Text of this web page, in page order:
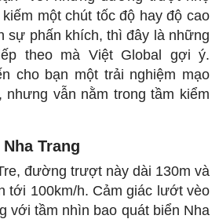
một chút tốc độ hay độ cao
sự phấn khích, thì đây là những
theo mà Việt Global gợi ý.
cho bạn một trải nghiệm mạo
nhưng vẫn nằm trong tầm kiểm
Trang
đường trượt này dài 130m và
tới 100km/h. Cảm giác lướt vèo
với tầm nhìn bao quát biển Nha